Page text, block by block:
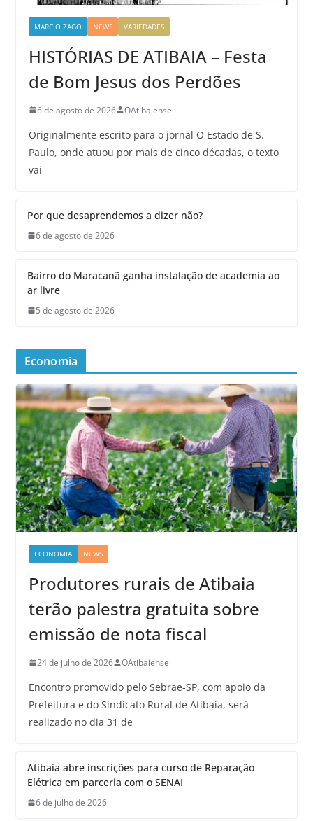
MARCIO ZAGO NEWS VARIEDADES
HISTÓRIAS DE ATIBAIA – Festa
de Bom Jesus dos Perdões
6 de agosto de 2026 OAtibaiense
Originalmente escrito para o jornal O Estado de S.
Paulo, onde atuou por mais de cinco décadas, o texto
vai
Por que desaprendemos a dizer não?
6 de agosto de 2026
Bairro do Maracanã ganha instalação de academia ao
ar livre
5 de agosto de 2026
Economia
ECONOMIA NEWS
Produtores rurais de Atibaia
terão palestra gratuita sobre
emissão de nota fiscal
24 de julho de 2026 OAtibaiense
Encontro promovido pelo Sebrae-SP, com apoio da
Prefeitura e do Sindicato Rural de Atibaia, será
realizado no dia 31 de
Atibaia abre inscrições para curso de Reparação
Elétrica em parceria com o SENAI
6 de julho de 2026